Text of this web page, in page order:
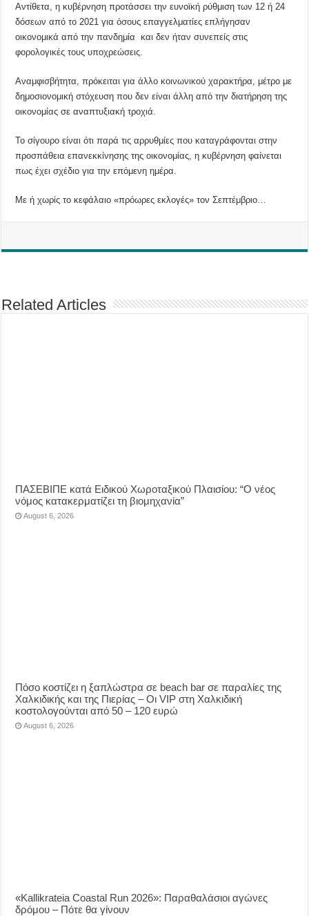
Αντίθετα, η κυβέρνηση προτάσσει την ευνοϊκή ρύθμιση των 12 ή 24
δόσεων από το 2021 για όσους επαγγελματίες επλήγησαν
οικονομικά από την πανδημία και δεν ήταν συνεπείς στις
φορολογικές τους υποχρεώσεις.
Αναμφισβήτητα, πρόκειται για άλλο κοινωνικού χαρακτήρα, μέτρο με
δημοσιονομική στόχευση που δεν είναι άλλη από την διατήρηση της
οικονομίας σε αναπτυξιακή τροχιά.
Το σίγουρο είναι ότι παρά τις αρρυθμίες που καταγράφονται στην
προσπάθεια επανεκκίνησης της οικονομίας, η κυβέρνηση φαίνεται
πως έχει σχέδιο για την επόμενη ημέρα.
Με ή χωρίς το κεφάλαιο «πρόωρες εκλογές» τον Σεπτέμβριο…
Related Articles
ΠΑΣΕΒΙΠΕ κατά Ειδικού Χωροταξικού Πλαισίου: “Ο νέος
νόμος κατακερματίζει τη βιομηχανία”
August 6, 2026
Πόσο κοστίζει η ξαπλώστρα σε beach bar σε παραλίες της
Χαλκιδικής και της Πιερίας – Οι VIP στη Χαλκιδική
κοστολογούνται από 50 – 120 ευρώ
August 6, 2026
«Kallikrateia Coastal Run 2026»: Παραθαλάσιοι αγώνες
δρόμου – Πότε θα γίνουν